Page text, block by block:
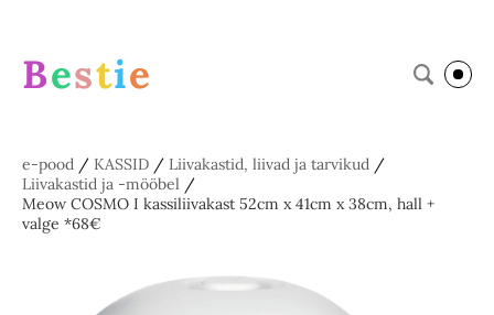
Bestie
e-pood / KASSID / Liivakastid, liivad ja tarvikud /
Liivakastid ja -mööbel /
Meow COSMO I kassiliivakast 52cm x 41cm x 38cm, hall +
valge *68€